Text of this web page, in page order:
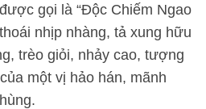
gọi là “Độc Chiếm Ngao
nhịp nhàng, tả xung hữu
trèo giỏi, nhảy cao, tượng
một vị hảo hán, mãnh